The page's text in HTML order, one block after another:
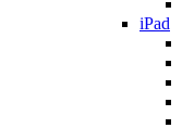
iPad